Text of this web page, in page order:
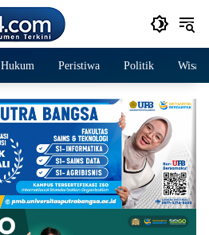
Hukum Peristiwa Politik Wisata